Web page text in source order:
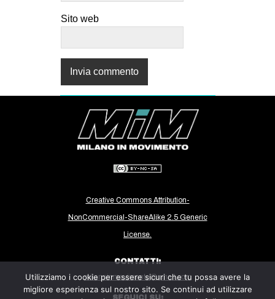
Sito web
Creative Commons Attribution-
NonCommercial-ShareAlike 2.5 Generic
License.
CONTATTI:
milanoinmovimento@gmail.com
Utilizziamo i cookie per essere sicuri che tu possa avere la
migliore esperienza sul nostro sito. Se continui ad utilizzare